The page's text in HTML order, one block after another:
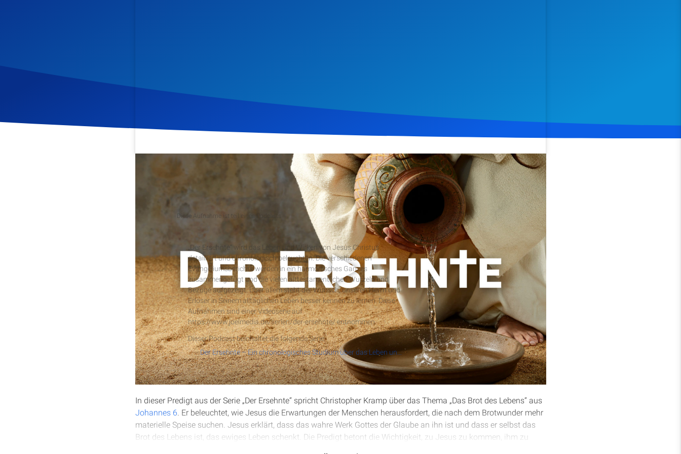
Veröffentlicht am 16. April 2020 499 Klicks Download Teilen
Diese Aufnahme ist teil eines Podcasts
Der Ersehnte
„Der Ersehnte“ wird das Leben und Wirken von Jesus Christus
detailliert und chronologisch beleuchten. Die verschiedenen
Evangeliumsberichte werden in ein harmonisches Ganzes
zusammengefügt und die vielen alttestamentlichen Wurzeln und
Bezüge aufgezeigt. Über allem steht der Wunsch, unseren Herrn und
Erlöser in Seinem alltäglichen Leben besser kennen zu lernen. Diese
Aufnahmen sind einer Videoserie auf
https://www.joelmedia.de/serien/der-ersehnte/ entnommen.
Dieser Podcast beinhaltet die folgende Serie:
Der Ersehnte – Ein chronologisches Studium über das Leben und Wirken von Jesus Christus
RSS-Feed
In dieser Predigt aus der Serie „Der Ersehnte“ spricht Christopher Kramp über das Thema „Das Brot des Lebens“ aus
Johannes 6. Er beleuchtet, wie Jesus die Erwartungen der Menschen herausfordert, die nach dem Brotwunder mehr
materielle Speise suchen. Jesus erklärt, dass das wahre Werk Gottes der Glaube an ihn ist und dass er selbst das
Brot des Lebens ist, das ewiges Leben schenkt. Die Predigt betont die Wichtigkeit, zu Jesus zu kommen, ihm zu